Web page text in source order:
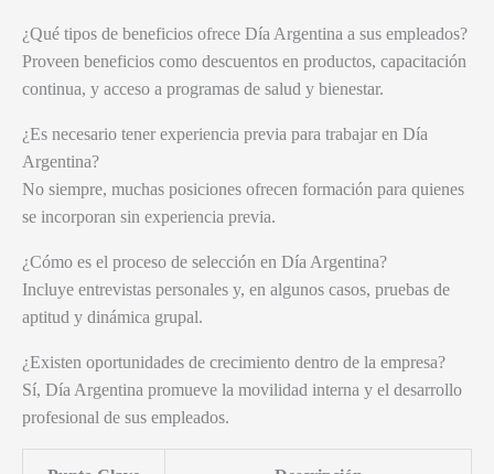
¿Qué tipos de beneficios ofrece Día Argentina a sus empleados?
Proveen beneficios como descuentos en productos, capacitación
continua, y acceso a programas de salud y bienestar.
¿Es necesario tener experiencia previa para trabajar en Día
Argentina?
No siempre, muchas posiciones ofrecen formación para quienes
se incorporan sin experiencia previa.
¿Cómo es el proceso de selección en Día Argentina?
Incluye entrevistas personales y, en algunos casos, pruebas de
aptitud y dinámica grupal.
¿Existen oportunidades de crecimiento dentro de la empresa?
Sí, Día Argentina promueve la movilidad interna y el desarrollo
profesional de sus empleados.